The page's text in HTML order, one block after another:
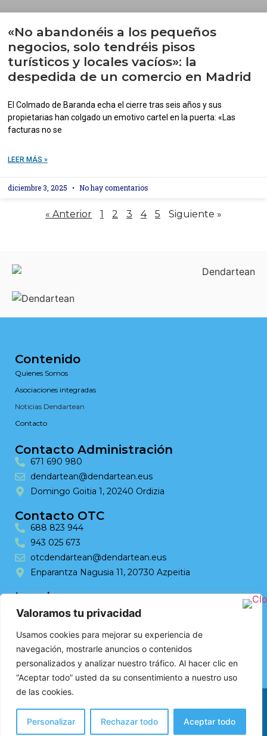
Valoramos tu privacidad
Usamos cookies para mejorar su experiencia de
navegación, mostrarle anuncios o contenidos
personalizados y analizar nuestro tráfico. Al hacer clic en
“Aceptar todo” usted da su consentimiento a nuestro uso
de las cookies.
Personalizar Rechazar todo Aceptar todo
«No abandonéis a los pequeños
negocios, solo tendréis pisos
turísticos y locales vacíos»: la
despedida de un comercio en Madrid
El Colmado de Baranda echa el cierre tras seis años y sus
propietarias han colgado un emotivo cartel en la puerta: «Las
facturas no se
LEER MÁS »
diciembre 3, 2025 No hay comentarios
« Anterior 1 2 3 4 5 Siguiente »
Contenido
Quienes Somos
Asociaciones integradas
Noticias Dendartean
Contacto
Contacto Administración
671 690 980
dendartean@dendartean.eus
Domingo Goitia 1, 20240 Ordizia
Contacto OTC
688 823 944
943 025 673
otcdendartean@dendartean.eus
Enparantza Nagusia 11, 20730 Azpeitia
Legal
Accesibilidad
Politicas de Cookies